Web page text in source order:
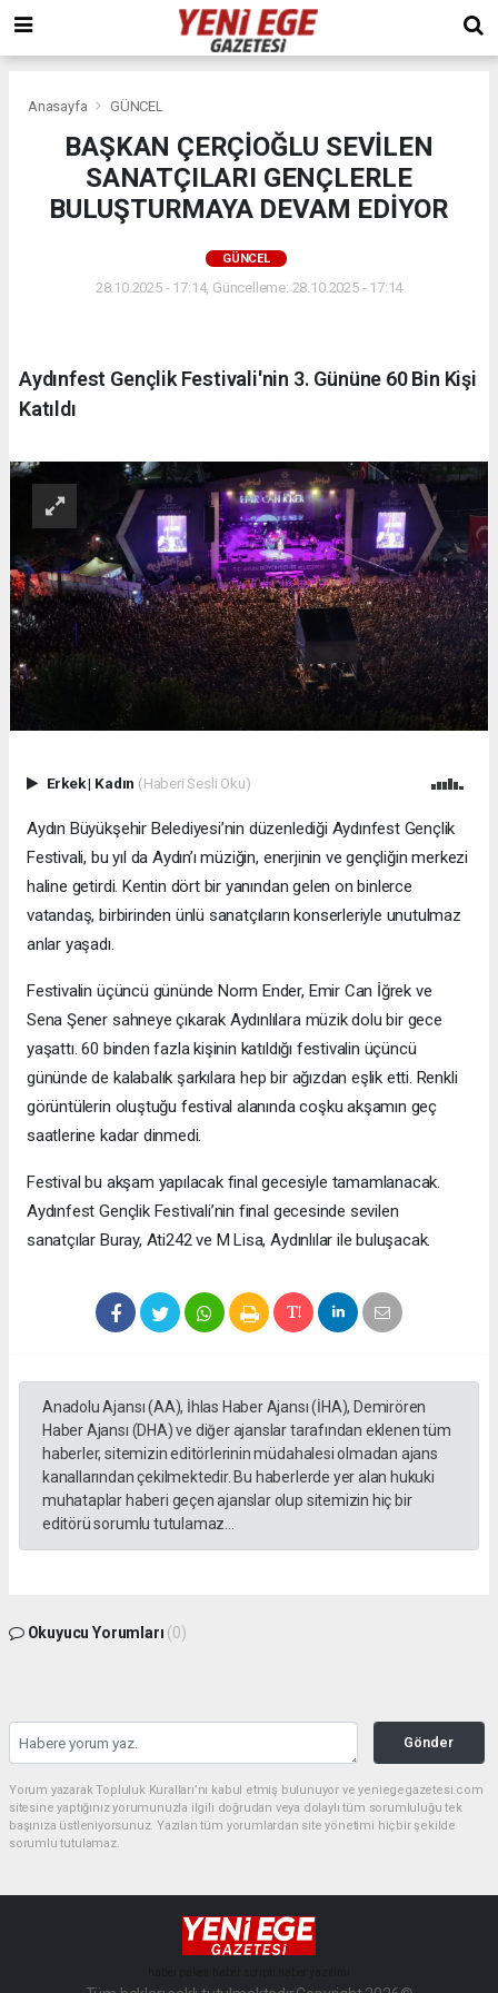
Anasayfa GÜNCEL
BAŞKAN ÇERÇİOĞLU SEVİLEN
SANATÇILARI GENÇLERLE
BULUŞTURMAYA DEVAM EDİYOR
GÜNCEL
28.10.2025 - 17:14, Güncelleme: 28.10.2025 - 17:14
Aydınfest Gençlik Festivali'nin 3. Gününe 60 Bin Kişi
Katıldı
Erkek| Kadın (Haberi Sesli Oku)
Aydın Büyükşehir Belediyesi’nin düzenlediği Aydınfest Gençlik
Festivali, bu yıl da Aydın’ı müziğin, enerjinin ve gençliğin merkezi
haline getirdi. Kentin dört bir yanından gelen on binlerce
vatandaş, birbirinden ünlü sanatçıların konserleriyle unutulmaz
anlar yaşadı.
Festivalin üçüncü gününde Norm Ender, Emir Can İğrek ve
Sena Şener sahneye çıkarak Aydınlılara müzik dolu bir gece
yaşattı. 60 binden fazla kişinin katıldığı festivalin üçüncü
gününde de kalabalık şarkılara hep bir ağızdan eşlik etti. Renkli
görüntülerin oluştuğu festival alanında coşku akşamın geç
saatlerine kadar dinmedi.
Festival bu akşam yapılacak final gecesiyle tamamlanacak.
Aydınfest Gençlik Festivali’nin final gecesinde sevilen
sanatçılar Buray, Ati242 ve M Lisa, Aydınlılar ile buluşacak.
Anadolu Ajansı (AA), İhlas Haber Ajansı (İHA), Demirören
Haber Ajansı (DHA) ve diğer ajanslar tarafından eklenen tüm
haberler, sitemizin editörlerinin müdahalesi olmadan ajans
kanallarından çekilmektedir. Bu haberlerde yer alan hukuki
muhataplar haberi geçen ajanslar olup sitemizin hiç bir
editörü sorumlu tutulamaz...
Okuyucu Yorumları (0)
Gönder
Yorum yazarak Topluluk Kuralları’nı kabul etmiş bulunuyor ve yeniegegazetesi.com
sitesine yaptığınız yorumunuzla ilgili doğrudan veya dolaylı tüm sorumluluğu tek
başınıza üstleniyorsunuz. Yazılan tüm yorumlardan site yönetimi hiçbir şekilde
sorumlu tutulamaz.